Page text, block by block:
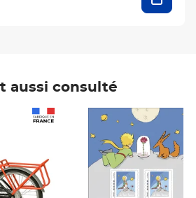
aussi consulté
Prix 7,50€